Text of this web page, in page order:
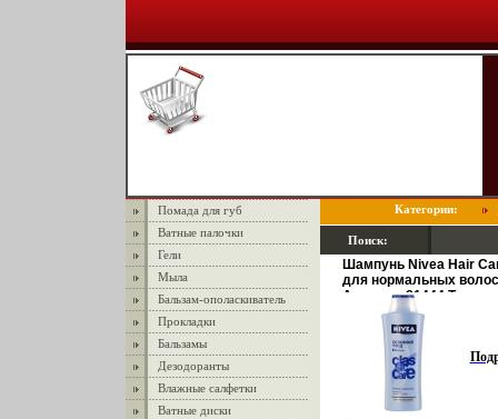
Помада для губ
Ватные палочки
Гели
Мыла
Бальзам-ополаскиватель
Прокладки
Бальзамы
Дезодоранты
Влажные салфетки
Ватные диски
Категории:
Поиск:
Шампунь Nivea Hair
для нормальных
Артикул: 81444 Товар
инфо 871r.